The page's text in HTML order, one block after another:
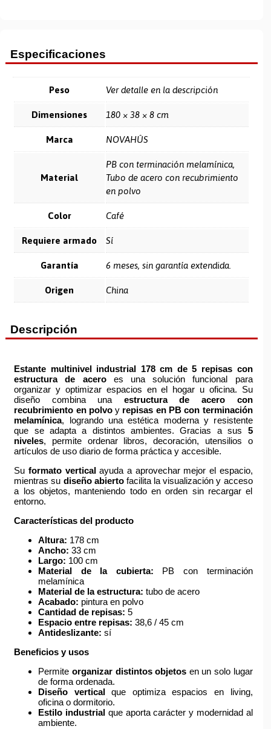
Especificaciones
Peso Ver detalle en la descripción
Dimensiones 180 × 38 × 8 cm
Marca NOVAHÛS
Material
PB con terminación melamínica,
Tubo de acero con recubrimiento
en polvo
Color Café
Requiere armado Sí
Garantía 6 meses, sin garantía extendida.
Origen China
Descripción
Estante multinivel industrial 178 cm de 5 repisas con
estructura de aceroes una solución funcional para
organizar y optimizar espacios en el hogar u oficina. Su
diseño combina una estructura de acero con
recubrimiento en polvoy repisas en PB con terminación
melamínica, logrando una estética moderna y resistente
que se adapta a distintos ambientes. Gracias a sus 5
niveles, permite ordenar libros, decoración, utensilios o
artículos de uso diario de forma práctica y accesible.
Su formato verticalayuda a aprovechar mejor el espacio,
mientras su diseño abiertofacilita la visualización y acceso
a los objetos, manteniendo todo en orden sin recargar el
entorno.
Características del producto
Altura: 178 cm
Ancho: 33 cm
Largo: 100 cm
Material de la cubierta: PB con terminación
melamínica
Material de la estructura: tubo de acero
Acabado: pintura en polvo
Cantidad de repisas: 5
Espacio entre repisas: 38,6 / 45 cm
Antideslizante: sí
Beneficios y usos
Permite organizar distintos objetos en un solo lugar
de forma ordenada.
Diseño verticalque optimiza espacios en living,
oficina o dormitorio.
Estilo industrial que aporta carácter y modernidad al
ambiente.